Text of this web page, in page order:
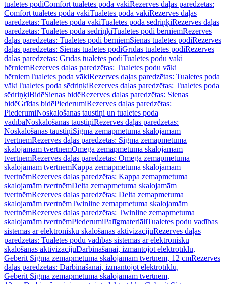
tualetes podiComfort tualetes poda vākiRezerves daļas paredzētas:
Comfort tualetes poda vākiTualetes poda vākiRezerves daļas
paredzētas: Tualetes poda vākiTualetes poda sēdriņķiRezerves daļas
paredzētas: Tualetes poda sēdriņķiTualetes podi bērniemRezerves
daļas paredzētas: Tualetes podi bērniemSienas tualetes podiRezerves
daļas paredzētas: Sienas tualetes podiGrīdas tualetes podiRezerves
daļas paredzētas: Grīdas tualetes podiTualetes podu vāki
bērniemRezerves daļas paredzētas: Tualetes podu vāki
bērniemTualetes poda vākiRezerves daļas paredzētas: Tualetes poda
vākiTualetes poda sēdriņķiRezerves daļas paredzētas: Tualetes poda
sēdriņķiBidēSienas bidēRezerves daļas paredzētas: Sienas
bidēGrīdas bidēPiederumiRezerves daļas paredzētas:
PiederumiNoskalošanas taustiņi un tualetes poda
vadībaNoskalošanas taustiņiRezerves daļas paredzētas:
Noskalošanas taustiņiSigma zemapmetuma skalojamām
tvertnēmRezerves daļas paredzētas: Sigma zemapmetuma
skalojamām tvertnēmOmega zemapmetuma skalojamām
tvertnēmRezerves daļas paredzētas: Omega zemapmetuma
skalojamām tvertnēmKappa zemapmetuma skalojamām
tvertnēmRezerves daļas paredzētas: Kappa zemapmetuma
skalojamām tvertnēmDelta zemapmetuma skalojamām
tvertnēmRezerves daļas paredzētas: Delta zemapmetuma
skalojamām tvertnēmTwinline zemapmetuma skalojamām
tvertnēmRezerves daļas paredzētas: Twinline zemapmetuma
skalojamām tvertnēmPiederumiPalīgmateriāliTualetes podu vadības
sistēmas ar elektronisku skalošanas aktivizācijuRezerves daļas
paredzētas: Tualetes podu vadības sistēmas ar elektronisku
skalošanas aktivizācijuDarbināšanai, izmantojot elektrotīklu,
Geberit Sigma zemapmetuma skalojamām tvertnēm, 12 cmRezerves
daļas paredzētas: Darbināšanai, izmantojot elektrotīklu,
Geberit Sigma zemapmetuma skalojamām tvertnēm,